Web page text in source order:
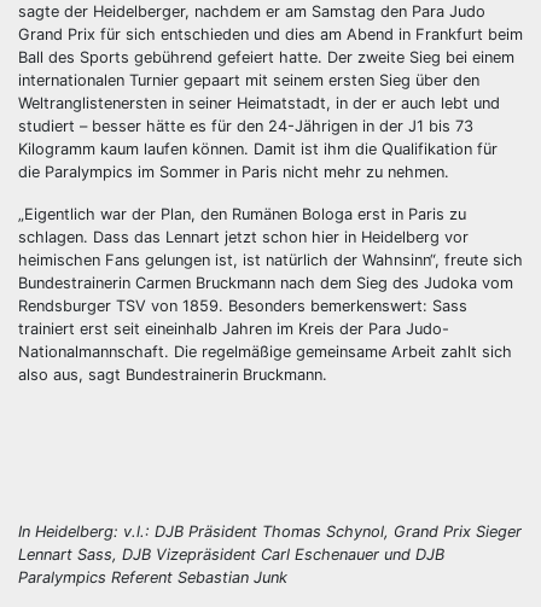
sagte der Heidelberger, nachdem er am Samstag den Para Judo
Grand Prix für sich entschieden und dies am Abend in Frankfurt beim
Ball des Sports gebührend gefeiert hatte. Der zweite Sieg bei einem
internationalen Turnier gepaart mit seinem ersten Sieg über den
Weltranglistenersten in seiner Heimatstadt, in der er auch lebt und
studiert – besser hätte es für den 24-Jährigen in der J1 bis 73
Kilogramm kaum laufen können. Damit ist ihm die Qualifikation für
die Paralympics im Sommer in Paris nicht mehr zu nehmen.
„Eigentlich war der Plan, den Rumänen Bologa erst in Paris zu
schlagen. Dass das Lennart jetzt schon hier in Heidelberg vor
heimischen Fans gelungen ist, ist natürlich der Wahnsinn“, freute sich
Bundestrainerin Carmen Bruckmann nach dem Sieg des Judoka vom
Rendsburger TSV von 1859. Besonders bemerkenswert: Sass
trainiert erst seit eineinhalb Jahren im Kreis der Para Judo-
Nationalmannschaft. Die regelmäßige gemeinsame Arbeit zahlt sich
also aus, sagt Bundestrainerin Bruckmann.
In Heidelberg: v.l.: DJB Präsident Thomas Schynol, Grand Prix Sieger
Lennart Sass, DJB Vizepräsident Carl Eschenauer und DJB
Paralympics Referent Sebastian Junk